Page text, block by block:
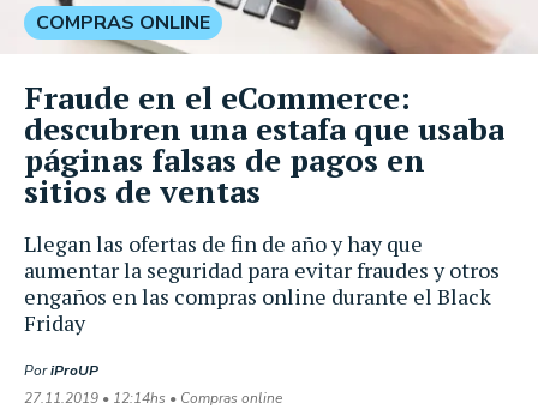
Llegan las ofertas de fin de año y hay que
aumentar la seguridad para evitar fraudes y otros
engaños en las compras online durante el Black
Friday
PoriProUP
27.11.2019 • 12:14hs • Compras online
COMPRAS ONLINE
Fraude en el eCommerce:
descubren una estafa que usaba
páginas falsas de pagos en
sitios de ventas